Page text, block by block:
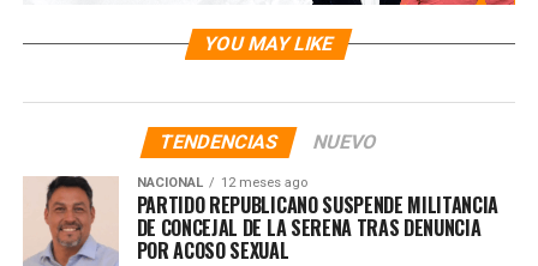
YOU MAY LIKE
TENDENCIAS NUEVO
NACIONAL 12 meses ago
PARTIDO REPUBLICANO SUSPENDE MILITANCIA
DE CONCEJAL DE LA SERENA TRAS DENUNCIA
POR ACOSO SEXUAL